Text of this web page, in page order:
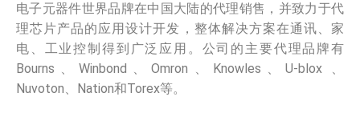
电子元器件世界品牌在中国大陆的代理销售，并致力于代
理芯片产品的应用设计开发，整体解决方案在通讯、家
电、工业控制得到广泛应用。公司的主要代理品牌有
Bourns、Winbond、Omron、Knowles、U-blox 、
Nuvoton、Nation和Torex等。